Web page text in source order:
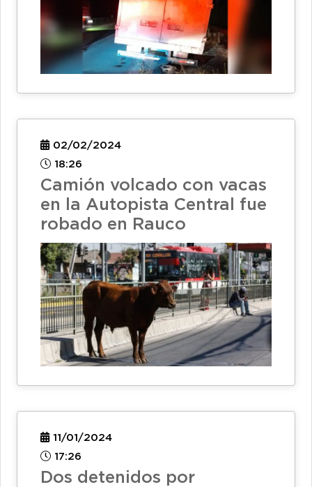
02/02/2024
18:26
Camión volcado con vacas
en la Autopista Central fue
robado en Rauco
11/01/2024
17:26
Dos detenidos por